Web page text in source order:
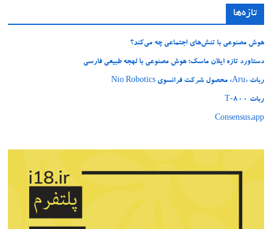
تازه‌ها
هوش مصنوعی با تنش‌های اجتماعی چه می‌کند؟
دستاورد تازه ایلان ماسک؛ هوش مصنوعی با لهجه طبیعی فارسی
ربات «Aru» محصول شرکت فرانسوی Nio Robotics
ربات T‑800
Consensus.app